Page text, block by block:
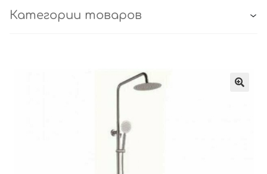
Категории товаров